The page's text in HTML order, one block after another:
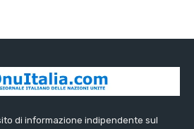
di informazione indipendente sul